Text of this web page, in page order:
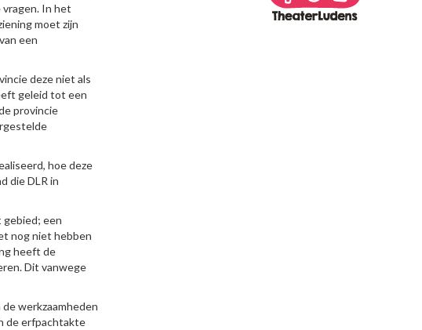
In het
moet zijn
een
deze niet als
geleid tot een
provincie
hoe deze
die DLR in
een
nog niet hebben
heeft de
Dit vanwege
werkzaamheden
de erfpachtakte